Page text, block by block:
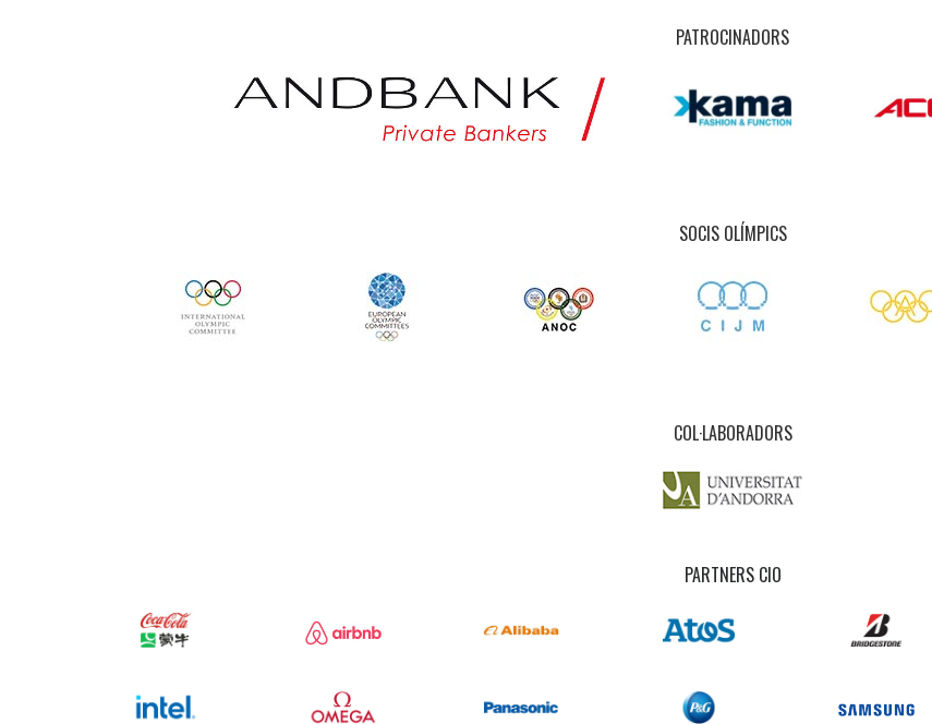
PATROCINADORS
SOCIS OLÍMPICS
COL·LABORADORS
PARTNERS CIO